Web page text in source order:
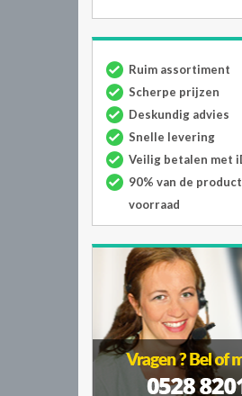
Ruim assortiment
Scherpe prijzen
Deskundig advies
Snelle levering
Veilig betalen met
90% van de
voorraad